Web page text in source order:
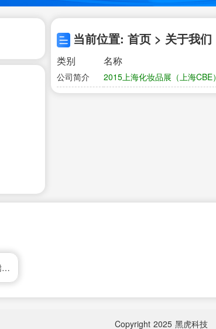
当前位置: 首页 > 关于我们
类别 名称
公司简介 2015上海化妆品展（上海CBE）
上海米腾实业有限公司
Copyright 2025 黑虎科技